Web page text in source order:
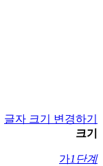
글자 크기 변경하기
크기
가1단계